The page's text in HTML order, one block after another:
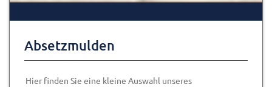
Absetzmulden
Hier finden Sie eine kleine Auswahl unseres